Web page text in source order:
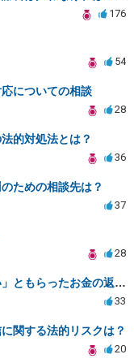
176
54
についての相談
28
的対処法とは？
36
ための相談先は？
37
28
風俗のお客様から「返さなくていい」ともらったお金の返済を強要されています
33
関する法的リスクは？
20